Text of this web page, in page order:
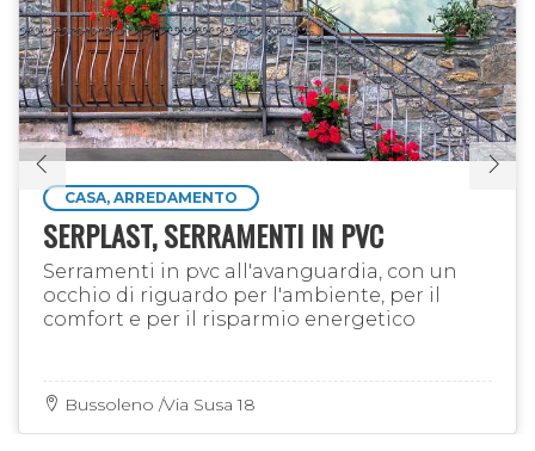
CASA, ARREDAMENTO
SERPLAST, SERRAMENTI IN PVC
Serramenti in pvc all'avanguardia, con un
occhio di riguardo per l'ambiente, per il
comfort e per il risparmio energetico
Bussoleno /Via Susa 18